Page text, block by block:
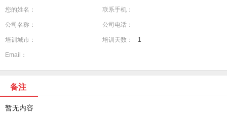
您的姓名： 联系手机：
公司名称： 公司电话：
培训城市： 培训天数： 1
Email：
备注
暂无内容